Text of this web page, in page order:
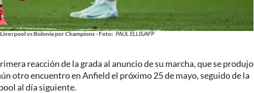
vs Bolonia por Champions - Foto: PAUL ELLIS/AFP
reacción de la grada al anuncio de su marcha, que se produjo
otro encuentro en Anfield el próximo 25 de mayo, seguido de la
al día siguiente.